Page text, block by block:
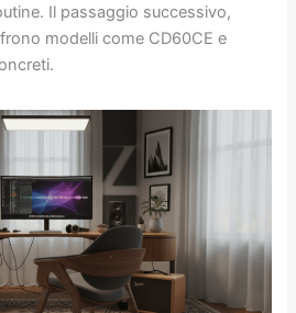
Il passaggio successivo,
modelli come CD60CE e